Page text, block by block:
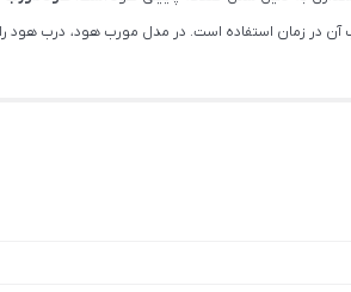
کردن درب آن در زمان استفاده است. در مدل مورب هود، درب